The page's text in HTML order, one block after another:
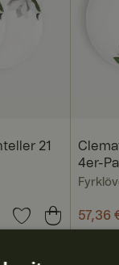
21
Preis:
4er-
57,36
57,36